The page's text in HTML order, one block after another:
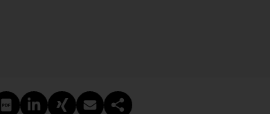
PDF erstellen
Auf LinkedIn teilen
Auf Xing teilen
Per E-Mail teilen
Link kopieren